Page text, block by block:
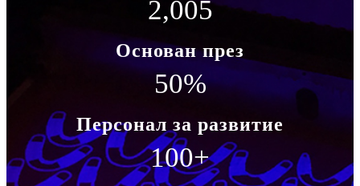
2,005
Основан през
50%
Персонал за развитие
100+